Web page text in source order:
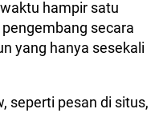
hampir satu
secara
yang hanya sesekali
seperti pesan di situs,